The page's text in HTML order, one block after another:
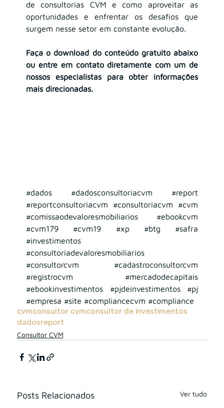
de consultorias CVM e como aproveitar as
oportunidades e enfrentar os desafios que
surgem nesse setor em constante evolução.
Faça o download do conteúdo gratuito abaixo
ou entre em contato diretamente com um de
nossos especialistas para obter informações
mais direcionadas.
#dados #dadosconsultoriacvm
#report
#reportconsultoriacvm
#consultoriacvm
#cvm
#comissaodevaloresmobiliarios
#ebookcvm
#cvm179
#cvm19 #xp #btg
#safra
#investimentos
#consultoriadevaloresmobiliarios
#consultorcvm
#cadastroconsultorcvm
#registrocvm
#mercadodecapitais
#ebookinvestimentos
#pjdeinvestimentos
#pj
#empresa #site #compliancecvm #compliance
cvmconsultor cvmconsultor de investimentos
dadosreport
Consultor CVM
Posts Relacionados Ver tudo